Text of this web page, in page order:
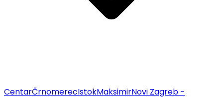
CentarČrnomerecIstokMaksimirNovi Zagreb -